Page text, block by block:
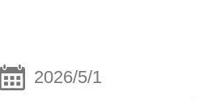
2026/5/1